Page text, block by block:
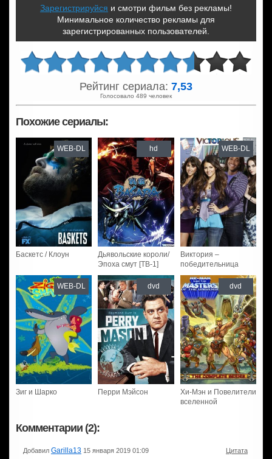
Зарегистрируйся и смотри фильм без рекламы!
Минимальное количество рекламы для
зарегистрированных пользователей.
Рейтинг сериала: 7,53
Голосовало 489 человек
Похожие сериалы:
Баскетс / Клоун
WEB-DL
Дьявольские короли/
Эпоха смут [ТВ-1]
hd
Виктория –
победительница
WEB-DL
Зиг и Шарко
WEB-DL
Перри Мэйсон
dvd
Хи-Мэн и Повелители
вселенной
dvd
Комментарии (2):
Добавил Garilla13 15 января 2019 01:09 Цитата